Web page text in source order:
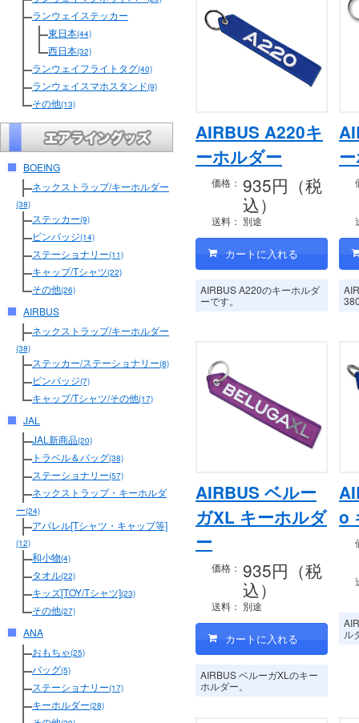
ランウェイステッカー
東日本(44)
西日本(32)
ランウェイフライトタグ(40)
ランウェイスマホスタンド(9)
その他(13)
BOEING
ネックストラップ/キーホルダー
(38)
ステッカー(9)
ピンバッジ(14)
ステーショナリー(11)
キャップ/Tシャツ(22)
その他(26)
AIRBUS
ネックストラップ/キーホルダー
(38)
ステッカー/ステーショナリー(8)
ピンバッジ(7)
キャップ/Tシャツ/その他(17)
JAL
JAL新商品(20)
トラベル＆バッグ(38)
ステーショナリー(57)
ネックストラップ・キーホルダ
ー(24)
アパレル[Tシャツ・キャップ等]
(12)
和小物(4)
タオル(22)
キッズ[TOY/Tシャツ](23)
その他(27)
ANA
おもちゃ(25)
バッグ(5)
ステーショナリー(17)
キーホルダー(28)
AIRBUS A220キ
ーホルダー
価格： 935円（税
込）
送料： 別途
AIRBUS A220のキーホルダ
ーです。
AIRBUS ベルー
ガXL キーホルダ
ー
価格： 935円（税
込）
送料： 別途
AIRBUS ベルーガXLのキー
ホルダー。
o
ル